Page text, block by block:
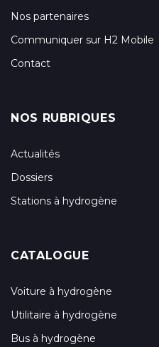
Nos partenaires
Communiquer sur H2 Mobile
Contact
NOS RUBRIQUES
Actualités
Dossiers
Stations à hydrogène
CATALOGUE
Voiture à hydrogène
Utilitaire à hydrogène
Bus à hydrogène